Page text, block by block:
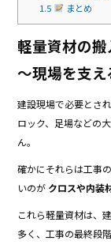
1.5
まとめ
軽量資材の搬
～現場を支
建設現場で必要とさ
ロック、足場などの
ん。
確かにそれらは工事
いのが クロスや内装
これら軽量資材は、
多く、工事の最終段